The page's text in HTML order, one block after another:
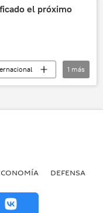
el próximo
1 más
DEFENSA